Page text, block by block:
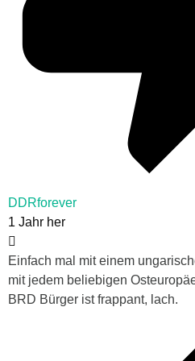
DDRforever
1 Jahr her
Einfach mal mit einem
mit jedem beliebigen
BRD Bürger ist frappant, lach.